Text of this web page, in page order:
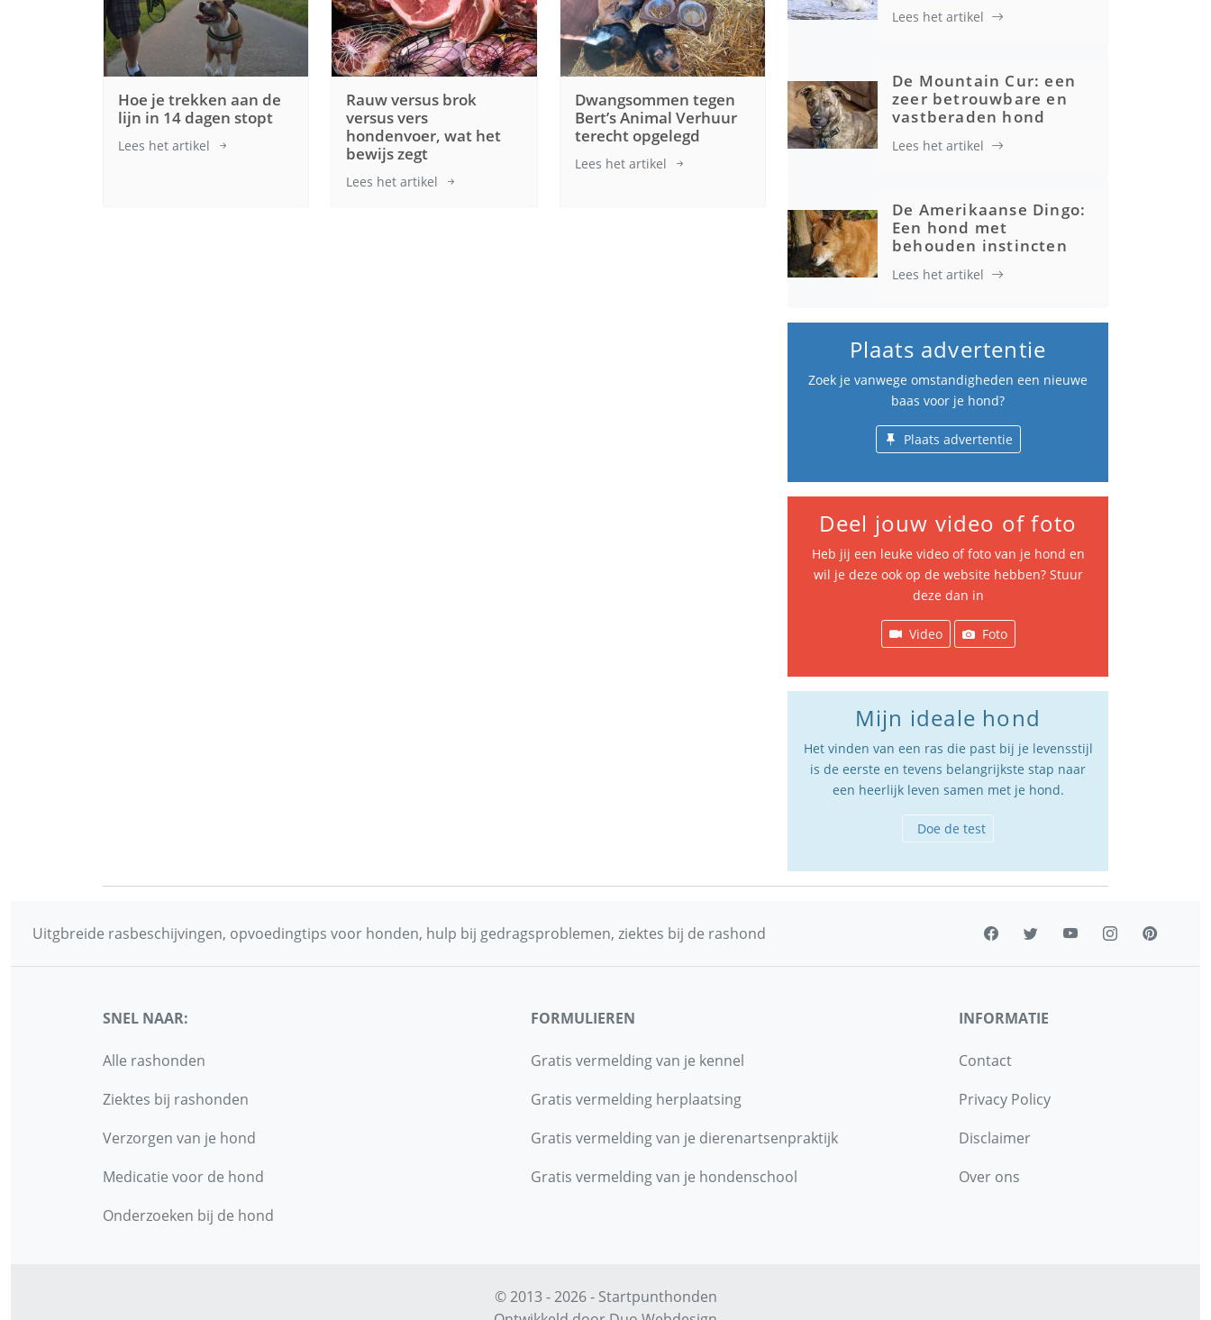
Hoe je trekken aan de
lijn in 14 dagen stopt
Lees het artikel
Rauw versus brok
versus vers
hondenvoer, wat het
bewijs zegt
Lees het artikel
Dwangsommen tegen
Bert’s Animal Verhuur
terecht opgelegd
Lees het artikel
Lees het artikel
De Mountain Cur: een
zeer betrouwbare en
vastberaden hond
Lees het artikel
De Amerikaanse Dingo:
Een hond met
behouden instincten
Lees het artikel
Plaats advertentie
Zoek je vanwege omstandigheden een nieuwe
baas voor je hond?
Plaats advertentie
Deel jouw video of foto
Heb jij een leuke video of foto van je hond en
wil je deze ook op de website hebben? Stuur
deze dan in
Video Foto
Mijn ideale hond
Het vinden van een ras die past bij je levensstijl
is de eerste en tevens belangrijkste stap naar
een heerlijk leven samen met je hond.
Doe de test
Uitgbreide rasbeschijvingen, opvoedingtips voor honden, hulp bij gedragsproblemen, ziektes bij de rashond
SNEL NAAR:
Alle rashonden
Ziektes bij rashonden
Verzorgen van je hond
Medicatie voor de hond
Onderzoeken bij de hond
FORMULIEREN
Gratis vermelding van je kennel
Gratis vermelding herplaatsing
Gratis vermelding van je dierenartsenpraktijk
Gratis vermelding van je hondenschool
INFORMATIE
Contact
Privacy Policy
Disclaimer
Over ons
© 2013 - 2026 - Startpunthonden